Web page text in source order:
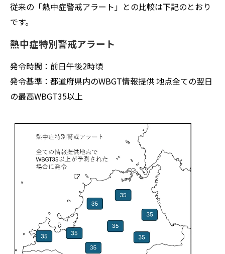
従来の「熱中症警戒アラート」との比較は下記のとおり
です。
熱中症特別警戒アラート
発令時間：前日午後2時頃
発令基準：都道府県内のWBGT情報提供 地点全ての翌日
の最高WBGT35以上